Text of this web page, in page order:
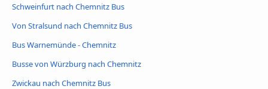
Schweinfurt nach Chemnitz Bus
Von Stralsund nach Chemnitz Bus
Bus Warnemünde - Chemnitz
Busse von Würzburg nach Chemnitz
Zwickau nach Chemnitz Bus